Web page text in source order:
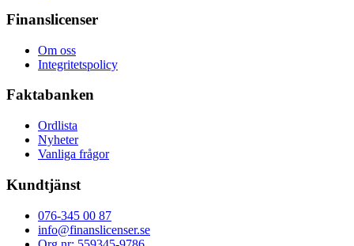
Finanslicenser
Om oss
Integritetspolicy
Faktabanken
Ordlista
Nyheter
Vanliga frågor
Kundtjänst
076-345 00 87
info@finanslicenser.se